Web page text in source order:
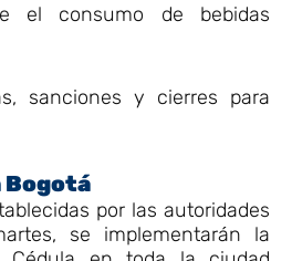
consumo de bebidas
y cierres para
Bogotá
por las autoridades
se implementarán la